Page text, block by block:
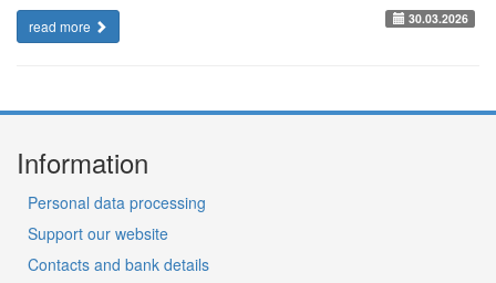
read more 30.03.2026
Information
Personal data processing
Support our website
Contacts and bank details